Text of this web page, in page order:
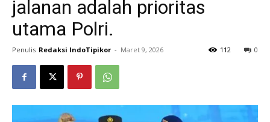
jalanan adalah prioritas
utama Polri.
Penulis Redaksi IndoTipikor - Maret 9, 2026 0
112